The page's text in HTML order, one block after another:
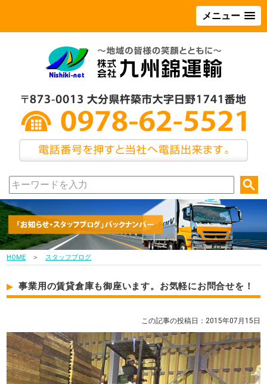
メニュー
HOME ＞ スタッフブログ
事業用の賃貸倉庫も御座います。お気軽にお問合せを！
この記事の投稿日：2015年07月15日